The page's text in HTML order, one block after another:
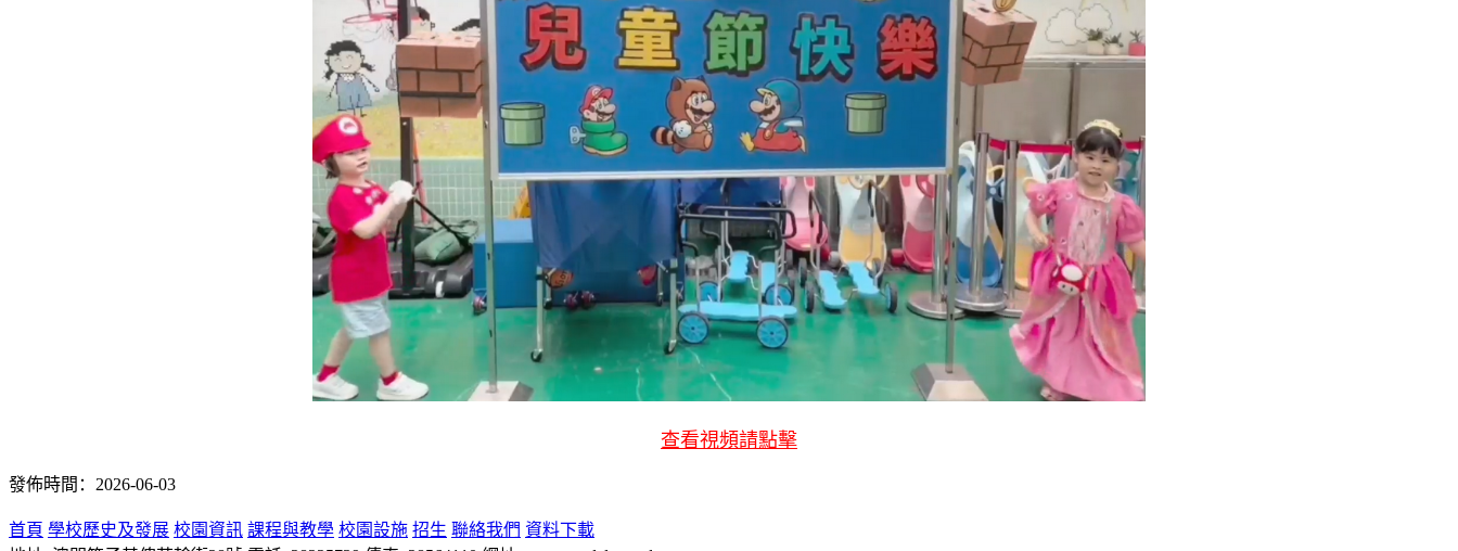
查看視頻請點擊
發佈時間：2026-06-03
首頁 學校歷史及發展 校園資訊 課程與教學 校園設施 招生 聯絡我們 資料下載